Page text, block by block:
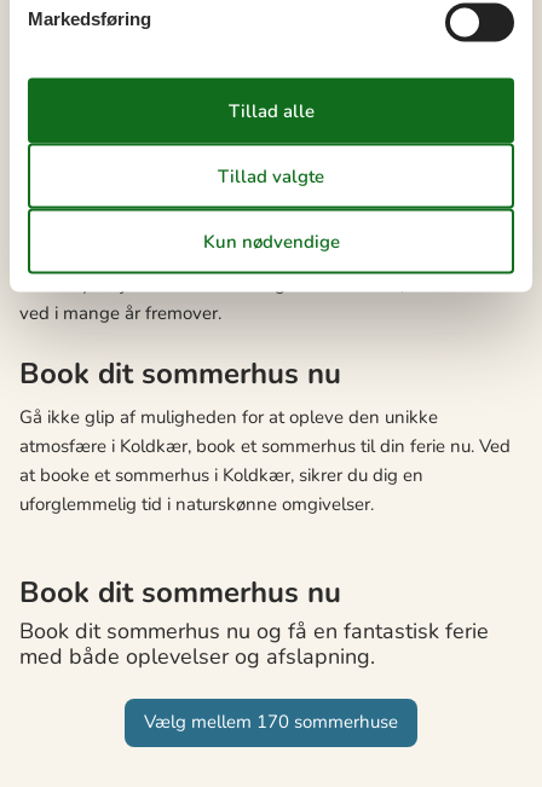
Om aftenen kan I tilbringe jeres egne hyggelige aftener i
sommerhuset. Tænd nogle stearinlys, spil kort eller brætspil,
At tage på sommerhusferie handler ikke kun om at komme
væk fra hverdagen, men også om at komme tættere på
hinanden. Det er i disse stunder, hvor I har tid til at snakke,
sommerhusferie i Koldkær kan derfor være en god mulighed
ved i mange år fremover.
Book dit sommerhus nu
Gå ikke glip af muligheden for at opleve den unikke
atmosfære i Koldkær, book et sommerhus til din ferie nu. Ved
at booke et sommerhus i Koldkær, sikrer du dig en
uforglemmelig tid i naturskønne omgivelser.
Book dit sommerhus nu
Book dit sommerhus nu og få en fantastisk ferie
med både oplevelser og afslapning.
Vælg mellem 170 sommerhuse
Markedsføring